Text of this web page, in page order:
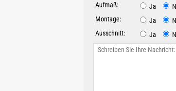
Aufmaß: Ja
Montage:
Ja
Ausschnitt:
Ja